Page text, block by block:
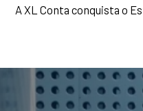
A XL Conta conquista o